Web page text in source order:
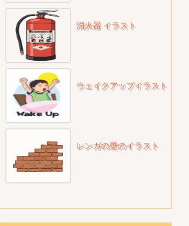
消火器 イラスト
ウェイクアップイラスト
レンガの壁のイラスト